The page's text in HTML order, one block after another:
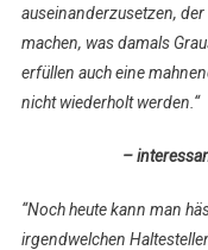
auseinanderzusetzen,
machen, was damals
erfüllen auch eine
nicht wiederholt werden.“
–
“Noch heute kann man
irgendwelchen